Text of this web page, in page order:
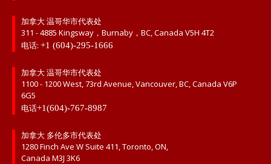
加拿大 温哥华市代表处
311 - 4885 Kingsway，Burnaby，BC, Canada V5H 4T2
电话: +1 (604)-295-1666
加拿大 温哥华市代表处
1100 - 1200 West, 73rd Avenue, Vancouver, BC, Canada V6P
6G5
电话+1(604)-767-8987
加拿大 多伦多市代表处
1280 Finch Ave W Suite 411, Toronto, ON,
Canada M3J 3K6